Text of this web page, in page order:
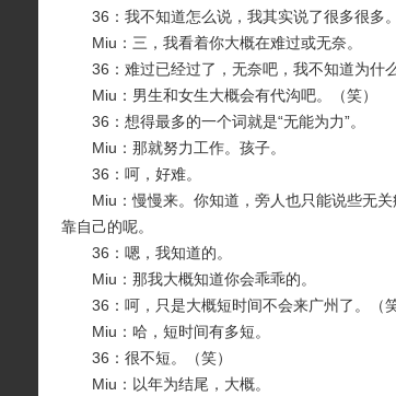
36：我不知道怎么说，我其实说了很多很多。
Miu：三，我看着你大概在难过或无奈。
36：难过已经过了，无奈吧，我不知道为什么
Miu：男生和女生大概会有代沟吧。（笑）
36：想得最多的一个词就是“无能为力”。
Miu：那就努力工作。孩子。
36：呵，好难。
Miu：慢慢来。你知道，旁人也只能说些无关
靠自己的呢。
36：嗯，我知道的。
Miu：那我大概知道你会乖乖的。
36：呵，只是大概短时间不会来广州了。（笑
Miu：哈，短时间有多短。
36：很不短。（笑）
Miu：以年为结尾，大概。